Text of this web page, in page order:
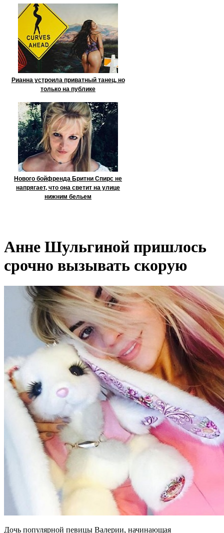
Рианна устроила приватный танец, но
только на публике
Нового бойфренда Бритни Спирс не
напрягает, что она светит на улице
нижним бельем
Анне Шульгиной пришлось
срочно вызывать скорую
Дочь популярной певицы Валерии, начинающая